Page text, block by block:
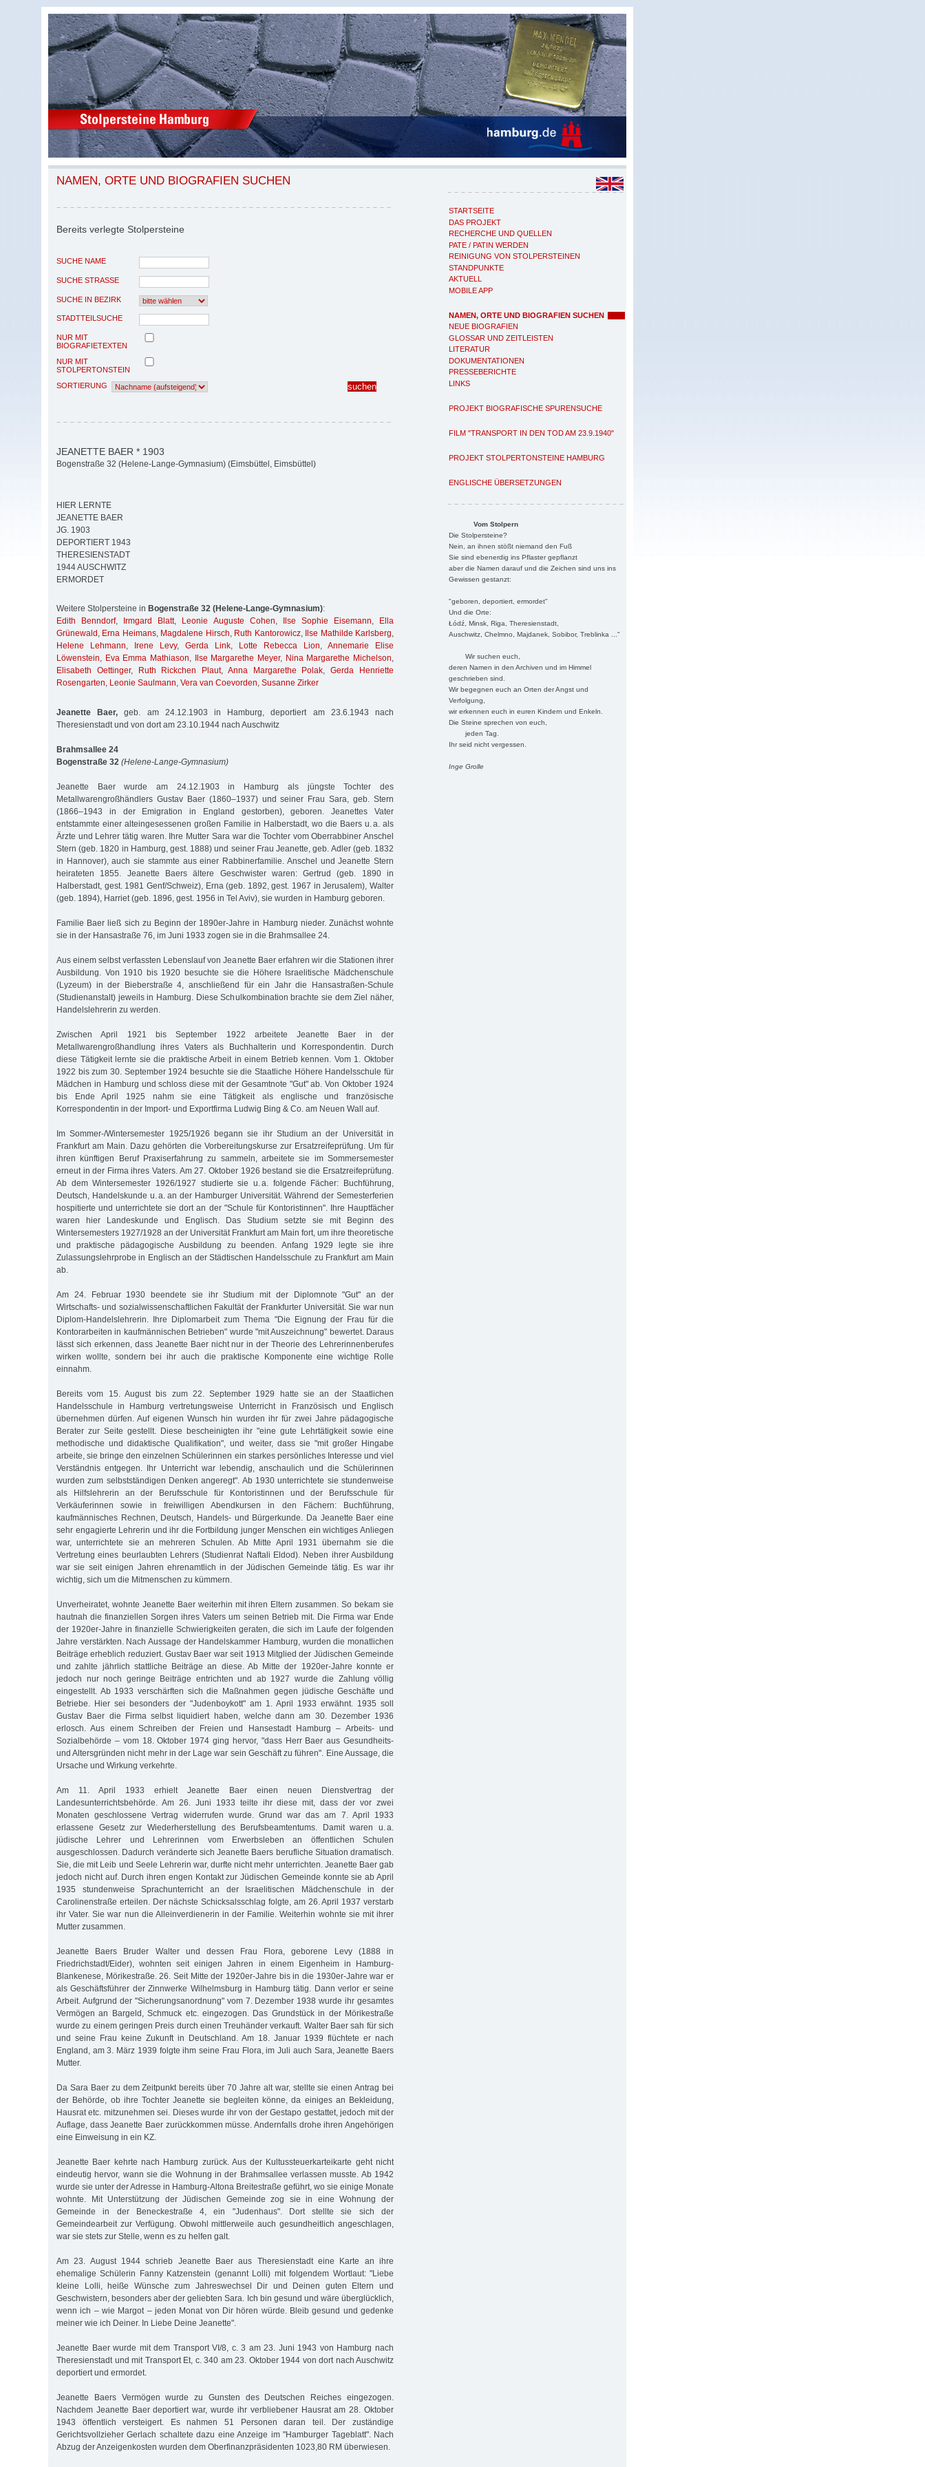
STARTSEITE
DAS PROJEKT
RECHERCHE UND QUELLEN
PATE / PATIN WERDEN
REINIGUNG VON STOLPERSTEINEN
STANDPUNKTE
AKTUELL
MOBILE APP
NAMEN, ORTE UND BIOGRAFIEN SUCHEN
NEUE BIOGRAFIEN
GLOSSAR UND ZEITLEISTEN
LITERATUR
DOKUMENTATIONEN
PRESSEBERICHTE
LINKS
PROJEKT BIOGRAFISCHE SPURENSUCHE
FILM "TRANSPORT IN DEN TOD AM 23.9.1940"
PROJEKT STOLPERTONSTEINE HAMBURG
ENGLISCHE ÜBERSETZUNGEN
Vom Stolpern
Die Stolpersteine?
Nein, an ihnen stößt niemand den Fuß
Sie sind ebenerdig ins Pflaster gepflanzt
aber die Namen darauf und die Zeichen sind uns ins
Gewissen gestanzt:
"geboren, deportiert, ermordet"
Und die Orte:
Łódź, Minsk, Riga, Theresienstadt,
Auschwitz, Chelmno, Majdanek, Sobibor, Treblinka ..."
Wir suchen euch,
deren Namen in den Archiven und im Himmel
geschrieben sind.
Wir begegnen euch an Orten der Angst und
Verfolgung,
wir erkennen euch in euren Kindern und Enkeln.
Die Steine sprechen von euch,
jeden Tag.
Ihr seid nicht vergessen.
Inge Grolle
NAMEN, ORTE UND BIOGRAFIEN SUCHEN
Bereits verlegte Stolpersteine
SUCHE NAME
SUCHE STRASSE
SUCHE IN BEZIRK
STADTTEILSUCHE
NUR MIT
BIOGRAFIETEXTEN
NUR MIT
STOLPERTONSTEIN
SORTIERUNG
JEANETTE BAER * 1903
Bogenstraße 32 (Helene-Lange-Gymnasium) (Eimsbüttel, Eimsbüttel)
HIER LERNTE
JEANETTE BAER
JG. 1903
DEPORTIERT 1943
THERESIENSTADT
1944 AUSCHWITZ
ERMORDET
Weitere Stolpersteine in Bogenstraße 32 (Helene-Lange-Gymnasium):
Edith Benndorf, Irmgard Blatt, Leonie Auguste Cohen, Ilse Sophie Eisemann,
Ella
Grünewald , Erna Heimans, Magdalene Hirsch, Ruth Kantorowicz, Ilse Mathilde Karlsberg,
Helene Lehmann, Irene Levy, Gerda Link, Lotte Rebecca Lion, Annemarie Elise
Löwenstein, Eva Emma Mathiason, Ilse Margarethe Meyer, Nina Margarethe Michelson,
Elisabeth Oettinger, Ruth Rickchen Plaut, Anna Margarethe Polak,Gerda Henriette
Rosengarten, Leonie Saulmann, Vera van Coevorden, Susanne Zirker
Jeanette Baer, geb. am 24.12.1903 in Hamburg, deportiert am 23.6.1943 nach
Theresienstadt und von dort am 23.10.1944 nach Auschwitz
Brahmsallee 24
Bogenstraße 32 (Helene-Lange-Gymnasium)
Jeanette Baer wurde am 24.12.1903 in Hamburg als jüngste Tochter des
Metallwarengroßhändlers Gustav Baer (1860–1937) und seiner Frau Sara, geb. Stern
(1866–1943 in der Emigration in England gestorben), geboren. Jeanettes Vater
entstammte einer alteingesessenen großen Familie in Halberstadt, wo die Baers u. a. als
Ärzte und Lehrer tätig waren. Ihre Mutter Sara war die Tochter vom Oberrabbiner Anschel
Stern (geb. 1820 in Hamburg, gest. 1888) und seiner Frau Jeanette, geb. Adler (geb. 1832
in Hannover), auch sie stammte aus einer Rabbinerfamilie. Anschel und Jeanette Stern
heirateten 1855. Jeanette Baers ältere Geschwister waren: Gertrud (geb. 1890 in
Halberstadt, gest. 1981 Genf/Schweiz), Erna (geb. 1892, gest. 1967 in Jerusalem), Walter
(geb. 1894), Harriet (geb. 1896, gest. 1956 in Tel Aviv), sie wurden in Hamburg geboren.
Familie Baer ließ sich zu Beginn der 1890er-Jahre in Hamburg nieder. Zunächst wohnte
sie in der Hansastraße 76, im Juni 1933 zogen sie in die Brahmsallee 24.
Aus einem selbst verfassten Lebenslauf von Jeanette Baer erfahren wir die Stationen ihrer
Ausbildung. Von 1910 bis 1920 besuchte sie die Höhere Israelitische Mädchenschule
(Lyzeum) in der Bieberstraße 4, anschließend für ein Jahr die Hansastraßen-Schule
(Studienanstalt) jeweils in Hamburg. Diese Schulkombination brachte sie dem Ziel näher,
Handelslehrerin zu werden.
Zwischen April 1921 bis September 1922 arbeitete Jeanette Baer in der
Metallwarengroßhandlung ihres Vaters als Buchhalterin und Korrespondentin. Durch
diese Tätigkeit lernte sie die praktische Arbeit in einem Betrieb kennen. Vom 1. Oktober
1922 bis zum 30. September 1924 besuchte sie die Staatliche Höhere Handelsschule für
Mädchen in Hamburg und schloss diese mit der Gesamtnote "Gut" ab. Von Oktober 1924
bis Ende April 1925 nahm sie eine Tätigkeit als englische und französische
Korrespondentin in der Import- und Exportfirma Ludwig Bing & Co. am Neuen Wall auf.
Im Sommer-/Wintersemester 1925/1926 begann sie ihr Studium an der Universität in
Frankfurt am Main. Dazu gehörten die Vorbereitungskurse zur Ersatzreifeprüfung. Um für
ihren künftigen Beruf Praxiserfahrung zu sammeln, arbeitete sie im Sommersemester
erneut in der Firma ihres Vaters. Am 27. Oktober 1926 bestand sie die Ersatzreifeprüfung.
Ab dem Wintersemester 1926/1927 studierte sie u. a. folgende Fächer: Buchführung,
Deutsch, Handelskunde u. a. an der Hamburger Universität. Während der Semesterferien
hospitierte und unterrichtete sie dort an der "Schule für Kontoristinnen". Ihre Hauptfächer
waren hier Landeskunde und Englisch. Das Studium setzte sie mit Beginn des
Wintersemesters 1927/1928 an der Universität Frankfurt am Main fort, um ihre theoretische
und praktische pädagogische Ausbildung zu beenden. Anfang 1929 legte sie ihre
Zulassungslehrprobe in Englisch an der Städtischen Handelsschule zu Frankfurt am Main
ab.
Am 24. Februar 1930 beendete sie ihr Studium mit der Diplomnote "Gut" an der
Wirtschafts- und sozialwissenschaftlichen Fakultät der Frankfurter Universität. Sie war nun
Diplom-Handelslehrerin. Ihre Diplomarbeit zum Thema "Die Eignung der Frau für die
Kontorarbeiten in kaufmännischen Betrieben" wurde "mit Auszeichnung" bewertet. Daraus
lässt sich erkennen, dass Jeanette Baer nicht nur in der Theorie des Lehrerinnenberufes
wirken wollte, sondern bei ihr auch die praktische Komponente eine wichtige Rolle
einnahm.
Bereits vom 15. August bis zum 22. September 1929 hatte sie an der Staatlichen
Handelsschule in Hamburg vertretungsweise Unterricht in Französisch und Englisch
übernehmen dürfen. Auf eigenen Wunsch hin wurden ihr für zwei Jahre pädagogische
Berater zur Seite gestellt. Diese bescheinigten ihr "eine gute Lehrtätigkeit sowie eine
methodische und didaktische Qualifikation", und weiter, dass sie "mit großer Hingabe
arbeite, sie bringe den einzelnen Schülerinnen ein starkes persönliches Interesse und viel
Verständnis entgegen. Ihr Unterricht war lebendig, anschaulich und die Schülerinnen
wurden zum selbstständigen Denken angeregt". Ab 1930 unterrichtete sie stundenweise
als Hilfslehrerin an der Berufsschule für Kontoristinnen und der Berufsschule für
Verkäuferinnen sowie in freiwilligen Abendkursen in den Fächern: Buchführung,
kaufmännisches Rechnen, Deutsch, Handels- und Bürgerkunde. Da Jeanette Baer eine
sehr engagierte Lehrerin und ihr die Fortbildung junger Menschen ein wichtiges Anliegen
war, unterrichtete sie an mehreren Schulen. Ab Mitte April 1931 übernahm sie die
Vertretung eines beurlaubten Lehrers (Studienrat Naftali Eldod). Neben ihrer Ausbildung
war sie seit einigen Jahren ehrenamtlich in der Jüdischen Gemeinde tätig. Es war ihr
wichtig, sich um die Mitmenschen zu kümmern.
Unverheiratet, wohnte Jeanette Baer weiterhin mit ihren Eltern zusammen. So bekam sie
hautnah die finanziellen Sorgen ihres Vaters um seinen Betrieb mit. Die Firma war Ende
der 1920er-Jahre in finanzielle Schwierigkeiten geraten, die sich im Laufe der folgenden
Jahre verstärkten. Nach Aussage der Handelskammer Hamburg, wurden die monatlichen
Beiträge erheblich reduziert. Gustav Baer war seit 1913 Mitglied der Jüdischen Gemeinde
und zahlte jährlich stattliche Beiträge an diese. Ab Mitte der 1920er-Jahre konnte er
jedoch nur noch geringe Beiträge entrichten und ab 1927 wurde die Zahlung völlig
eingestellt. Ab 1933 verschärften sich die Maßnahmen gegen jüdische Geschäfte und
Betriebe. Hier sei besonders der "Judenboykott" am 1. April 1933 erwähnt. 1935 soll
Gustav Baer die Firma selbst liquidiert haben, welche dann am 30. Dezember 1936
erlosch. Aus einem Schreiben der Freien und Hansestadt Hamburg – Arbeits- und
Sozialbehörde – vom 18. Oktober 1974 ging hervor, "dass Herr Baer aus Gesundheits-
und Altersgründen nicht mehr in der Lage war sein Geschäft zu führen". Eine Aussage, die
Ursache und Wirkung verkehrte.
Am 11. April 1933 erhielt Jeanette Baer einen neuen Dienstvertrag der
Landesunterrichtsbehörde. Am 26. Juni 1933 teilte ihr diese mit, dass der vor zwei
Monaten geschlossene Vertrag widerrufen wurde. Grund war das am 7. April 1933
erlassene Gesetz zur Wiederherstellung des Berufsbeamtentums. Damit waren u. a.
jüdische Lehrer und Lehrerinnen vom Erwerbsleben an öffentlichen Schulen
ausgeschlossen. Dadurch veränderte sich Jeanette Baers berufliche Situation dramatisch.
Sie, die mit Leib und Seele Lehrerin war, durfte nicht mehr unterrichten. Jeanette Baer gab
jedoch nicht auf. Durch ihren engen Kontakt zur Jüdischen Gemeinde konnte sie ab April
1935 stundenweise Sprachunterricht an der Israelitischen Mädchenschule in der
Carolinenstraße erteilen. Der nächste Schicksalsschlag folgte, am 26. April 1937 verstarb
ihr Vater. Sie war nun die Alleinverdienerin in der Familie. Weiterhin wohnte sie mit ihrer
Mutter zusammen.
Jeanette Baers Bruder Walter und dessen Frau Flora, geborene Levy (1888 in
Friedrichstadt/Eider), wohnten seit einigen Jahren in einem Eigenheim in Hamburg-
Blankenese, Mörikestraße. 26. Seit Mitte der 1920er-Jahre bis in die 1930er-Jahre war er
als Geschäftsführer der Zinnwerke Wilhelmsburg in Hamburg tätig. Dann verlor er seine
Arbeit. Aufgrund der "Sicherungsanordnung" vom 7. Dezember 1938 wurde ihr gesamtes
Vermögen an Bargeld, Schmuck etc. eingezogen. Das Grundstück in der Mörikestraße
wurde zu einem geringen Preis durch einen Treuhänder verkauft. Walter Baer sah für sich
und seine Frau keine Zukunft in Deutschland. Am 18. Januar 1939 flüchtete er nach
England, am 3. März 1939 folgte ihm seine Frau Flora, im Juli auch Sara, Jeanette Baers
Mutter.
Da Sara Baer zu dem Zeitpunkt bereits über 70 Jahre alt war, stellte sie einen Antrag bei
der Behörde, ob ihre Tochter Jeanette sie begleiten könne, da einiges an Bekleidung,
Hausrat etc. mitzunehmen sei. Dieses wurde ihr von der Gestapo gestattet, jedoch mit der
Auflage, dass Jeanette Baer zurückkommen müsse. Andernfalls drohe ihren Angehörigen
eine Einweisung in ein KZ.
Jeanette Baer kehrte nach Hamburg zurück. Aus der Kultussteuerkarteikarte geht nicht
eindeutig hervor, wann sie die Wohnung in der Brahmsallee verlassen musste. Ab 1942
wurde sie unter der Adresse in Hamburg-Altona Breitestraße geführt, wo sie einige Monate
wohnte. Mit Unterstützung der Jüdischen Gemeinde zog sie in eine Wohnung der
Gemeinde in der Beneckestraße 4, ein "Judenhaus". Dort stellte sie sich der
Gemeindearbeit zur Verfügung. Obwohl mittlerweile auch gesundheitlich angeschlagen,
war sie stets zur Stelle, wenn es zu helfen galt.
Am 23. August 1944 schrieb Jeanette Baer aus Theresienstadt eine Karte an ihre
ehemalige Schülerin Fanny Katzenstein (genannt Lolli) mit folgendem Wortlaut: "Liebe
kleine Lolli, heiße Wünsche zum Jahreswechsel Dir und Deinen guten Eltern und
Geschwistern, besonders aber der geliebten Sara. Ich bin gesund und wäre überglücklich,
wenn ich – wie Margot – jeden Monat von Dir hören würde. Bleib gesund und gedenke
meiner wie ich Deiner. In Liebe Deine Jeanette".
Jeanette Baer wurde mit dem Transport VI/8, c. 3 am 23. Juni 1943 von Hamburg nach
Theresienstadt und mit Transport Et, c. 340 am 23. Oktober 1944 von dort nach Auschwitz
deportiert und ermordet.
Jeanette Baers Vermögen wurde zu Gunsten des Deutschen Reiches eingezogen.
Nachdem Jeanette Baer deportiert war, wurde ihr verbliebener Hausrat am 28. Oktober
1943 öffentlich versteigert. Es nahmen 51 Personen daran teil. Der zuständige
Gerichtsvollzieher Gerlach schaltete dazu eine Anzeige im "Hamburger Tageblatt". Nach
Abzug der Anzeigenkosten wurden dem Oberfinanzpräsidenten 1023,80 RM überwiesen.